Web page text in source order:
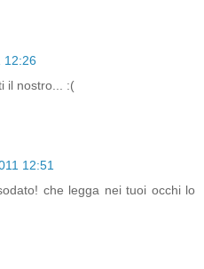
12:26
il nostro... :(
12:51
che legga nei tuoi occhi lo